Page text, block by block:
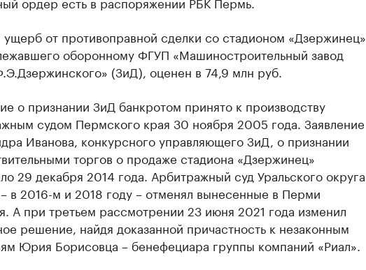
от противоправной сделки со стадионом «Дзержинец»,
оборонному ФГУП «Машиностроительный завод
(ЗиД), оценен в 74,9 млн руб.
о признании ЗиД банкротом принято к производству
судом Пермского края 30 ноября 2005 года. Заявление
Иванова, конкурсного управляющего ЗиД, о признании
торгов о продаже стадиона «Дзержинец»
29 декабря 2014 года. Арбитражный суд Уральского округа
в 2016-м и 2018 году – отменял вынесенные в Перми
А при третьем рассмотрении 23 июня 2021 года изменил
решение, найдя доказанной причастность к незаконным
Юрия Борисовца – бенефециара группы компаний «Риал».